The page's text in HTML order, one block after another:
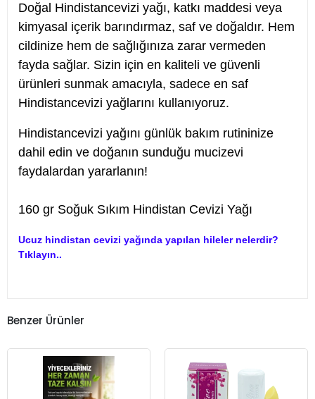
Doğal Hindistancevizi yağı, katkı maddesi veya
kimyasal içerik barındırmaz, saf ve doğaldır. Hem
cildinize hem de sağlığınıza zarar vermeden
fayda sağlar. Sizin için en kaliteli ve güvenli
ürünleri sunmak amacıyla, sadece en saf
Hindistancevizi yağlarını kullanıyoruz.
Hindistancevizi yağını günlük bakım rutininize
dahil edin ve doğanın sunduğu mucizevi
faydalardan yararlanın!
160 gr Soğuk Sıkım Hindistan Cevizi Yağı
Ucuz hindistan cevizi yağında yapılan hileler nelerdir?
Tıklayın..
Benzer Ürünler